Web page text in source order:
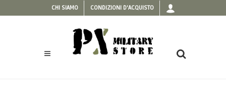
CHI SIAMO CONDIZIONI D'ACQUISTO